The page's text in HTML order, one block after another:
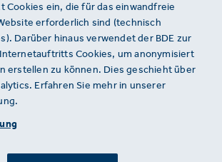
und
e. V.
2
auf unserer Website
ein defekter Link
uns über Ihren
Cookies ein, die für das einwandfreie
erforderlich sind (technisch
Darüber hinaus verwendet der BDE zur
Cookies, um anonymisiert
erstellen zu können. Dies geschieht über
Erfahren Sie mehr in unserer